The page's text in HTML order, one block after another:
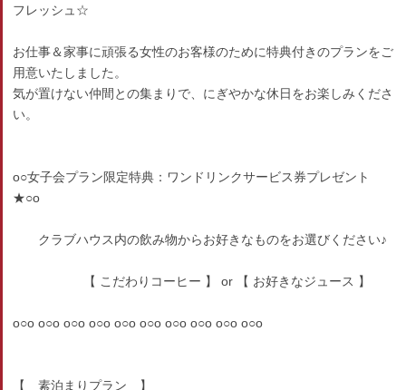
フレッシュ☆
お仕事＆家事に頑張る女性のお客様のために特典付きのプランをご
用意いたしました。
気が置けない仲間との集まりで、にぎやかな休日をお楽しみくださ
い。
o○女子会プラン限定特典：ワンドリンクサービス券プレゼント
★○o
クラブハウス内の飲み物からお好きなものをお選びください♪
【 こだわりコーヒー 】 or 【 お好きなジュース 】
o○o o○o o○o o○o o○o o○o o○o o○o o○o o○o
【 素泊まりプラン 】